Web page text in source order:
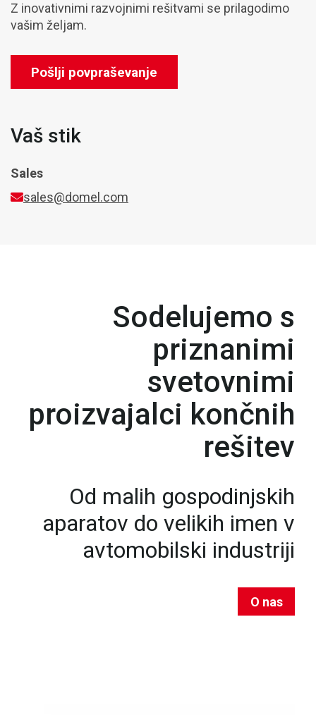
Z inovativnimi razvojnimi rešitvami se prilagodimo
vašim željam.
Pošlji povpraševanje
Vaš stik
Sales
sales@domel.com
Sodelujemo s
priznanimi
svetovnimi
proizvajalci končnih
rešitev
Od malih gospodinjskih
aparatov do velikih imen v
avtomobilski industriji
O nas